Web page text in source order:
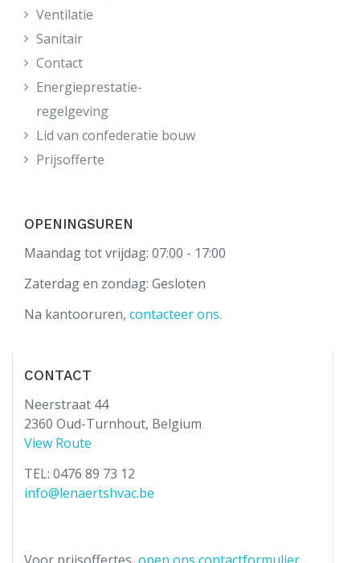
Ventilatie
Sanitair
Contact
Energieprestatie-
regelgeving
Lid van confederatie bouw
Prijsofferte
OPENINGSUREN
Maandag tot vrijdag: 07:00 - 17:00
Zaterdag en zondag: Gesloten
Na kantooruren, contacteer ons.
CONTACT
Neerstraat 44
2360 Oud-Turnhout, Belgium
View Route
TEL: 0476 89 73 12
info@lenaertshvac.be